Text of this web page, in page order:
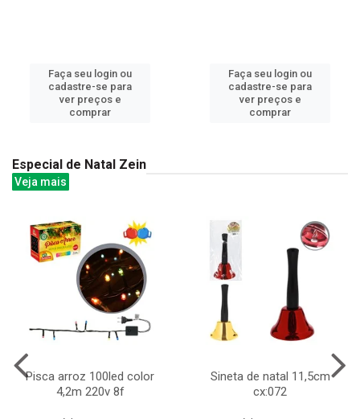
Faça seu login ou
cadastre-se para
ver preços e
comprar
Faça seu login ou
cadastre-se para
ver preços e
comprar
Especial de Natal Zein
Veja mais
Pisca arroz 100led color
4,2m 220v 8f
Sineta de natal 11,5cm
cx:072